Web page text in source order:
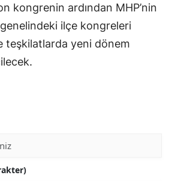
kongrenin ardından MHP’nin
ilçe kongreleri
teşkilatlarda yeni dönem